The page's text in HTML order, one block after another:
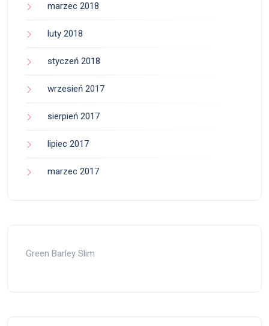
marzec 2018
luty 2018
styczeń 2018
wrzesień 2017
sierpień 2017
lipiec 2017
marzec 2017
Green Barley Slim